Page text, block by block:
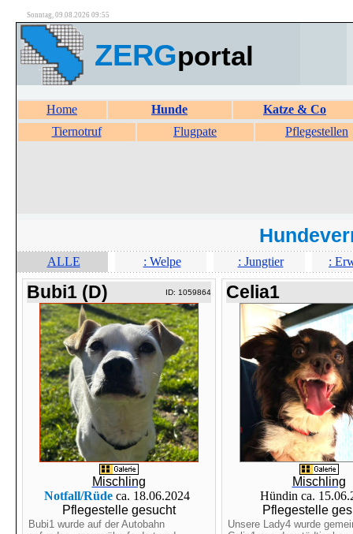
Sonntag, 09.08.2026 09:55
ZERGportal
Home Hunde
Katze & Co
Tiernotruf
Flugpate Pflegestellen
ALLE : Welpe : Jungtier :
Bubi1 (D) ID: 1059864
Mischling
Notfall/Rüde ca. 18.06.2024
Pflegestelle gesucht
Bubi1 wurde auf der Autobahn
Celia1
Mischling
Hündin ca.
Pflegestelle
Unsere Lady4 wurde